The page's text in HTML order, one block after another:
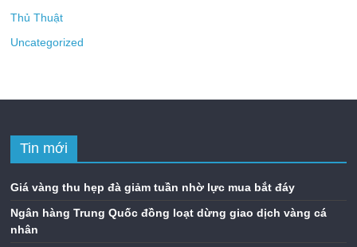
Thủ Thuật
Uncategorized
Tin mới
Giá vàng thu hẹp đà giảm tuần nhờ lực mua bắt đáy
Ngân hàng Trung Quốc đồng loạt dừng giao dịch vàng cá
nhân